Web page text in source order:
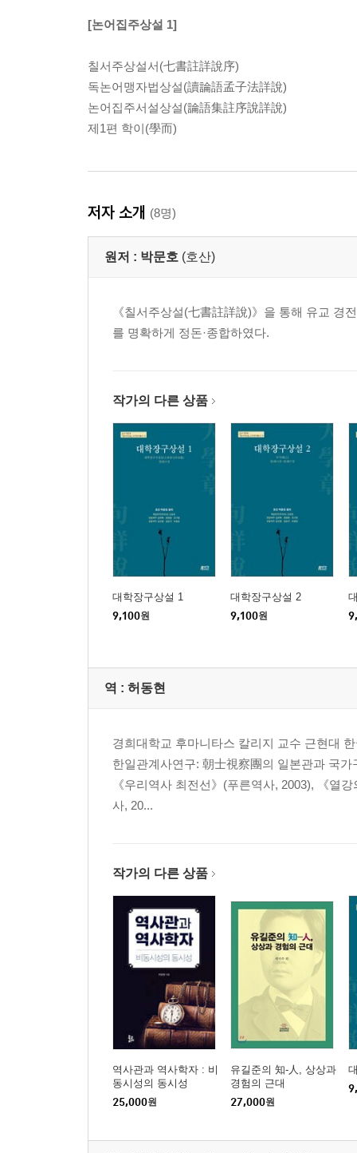
[논어집주상설 1]
칠서주상설서(七書註詳說序)
독논어맹자법상설(讀論語孟子法詳說)
논어집주서설상설(論語集註序說詳說)
제1편 학이(學而)
저자 소개 (8명)
원저 : 박문호 (호산)
《칠서주상설(七書註詳說)》을 통해 유교 경
를 명확하게 정돈·종합하였다.
작가의 다른 상품
대학장구상설 1
9,100원
대학장구상설 2
9,100원
역 : 허동현
경희대학교 후마니타스 칼리지 교수 근현대
한일관계사연구: 朝士視察團의 일본관과 국
《우리역사 최전선》(푸른역사, 2003), 《열
사, 20...
작가의 다른 상품
역사관과 역사학자 : 비
동시성의 동시성
25,000원
유길준의 知-人, 상상과
경험의 근대
27,000원